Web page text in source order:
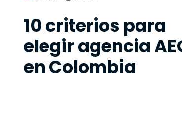
10 criterios para
elegir agencia
en Colombia